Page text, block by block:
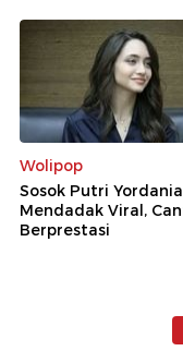
Wolipop
Sosok Putri
Mendadak Viral,
Berprestasi